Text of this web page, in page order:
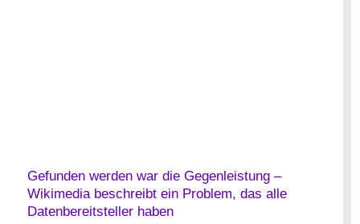
Gefunden werden war die Gegenleistung –
Wikimedia beschreibt ein Problem, das alle
Datenbereitsteller haben